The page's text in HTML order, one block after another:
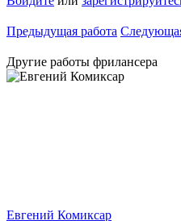
Предыдущая работа
Другие работы фрилансера
Евгений Комиксар